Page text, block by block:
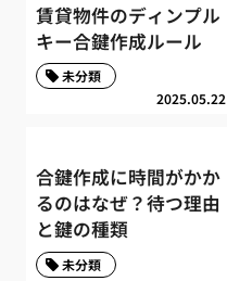
賃貸物件のディンプル
キー合鍵作成ルール
2025.05.22
未分類
合鍵作成に時間がかか
るのはなぜ？待つ理由
と鍵の種類
未分類